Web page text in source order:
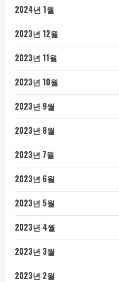
2024년 1월
2023년 12월
2023년 11월
2023년 10월
2023년 9월
2023년 8월
2023년 7월
2023년 6월
2023년 5월
2023년 4월
2023년 3월
2023년 2월